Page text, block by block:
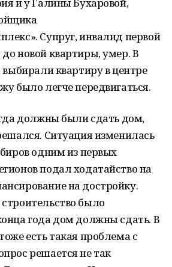
Супруг, инвалид первой
новой квартиры, умер. В
выбирали квартиру в центре
было легче передвигаться.
должны были сдать дом,
Ситуация изменилась
одним из первых
подал ходатайство на
на достройку.
было
года дом должны сдать. В
есть такая проблема с
решается не так